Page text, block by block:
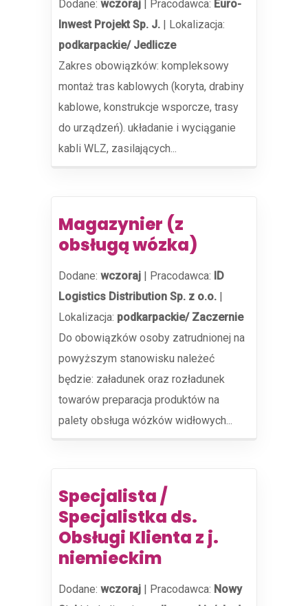
Dodane: wczoraj | Pracodawca: Euro-
Inwest Projekt Sp. J. | Lokalizacja:
podkarpackie/ Jedlicze
Zakres obowiązków: kompleksowy
montaż tras kablowych (koryta, drabiny
kablowe, konstrukcje wsporcze, trasy
do urządzeń). układanie i wyciąganie
kabli WLZ, zasilających...
Magazynier (z
obsługą wózka)
Dodane: wczoraj | Pracodawca: ID
Logistics Distribution Sp. z o.o. |
Lokalizacja: podkarpackie/ Zaczernie
Do obowiązków osoby zatrudnionej na
powyższym stanowisku należeć
będzie: załadunek oraz rozładunek
towarów preparacja produktów na
palety obsługa wózków widłowych...
Specjalista /
Specjalistka ds.
Obsługi Klienta z j.
niemieckim
Dodane: wczoraj | Pracodawca: Nowy